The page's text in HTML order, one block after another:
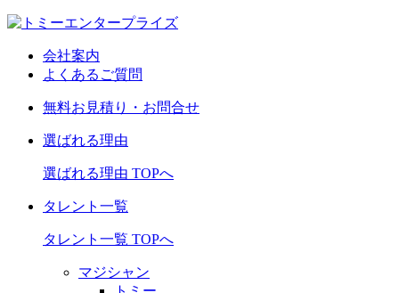
会社案内
よくあるご質問
無料お見積り・お問合せ
選ばれる理由
選ばれる理由 TOPへ
タレント一覧
タレント一覧 TOPへ
マジシャン